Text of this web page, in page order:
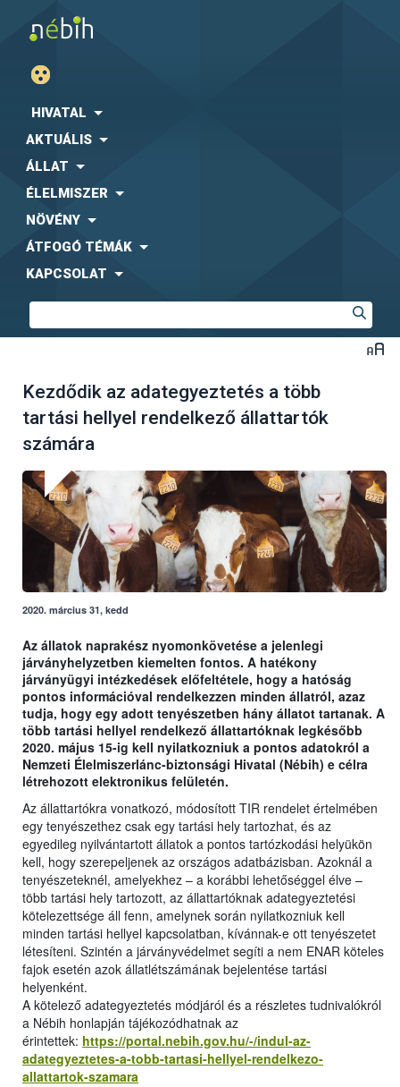
HIVATAL
AKTUÁLIS
ÁLLAT
ÉLELMISZER
NÖVÉNY
ÁTFOGÓ TÉMÁK
KAPCSOLAT
Kezdődik az adategyeztetés a több
tartási hellyel rendelkező állattartók
számára
2020. március 31, kedd
Az állatok naprakész nyomonkövetése a jelenlegi
járványhelyzetben kiemelten fontos. A hatékony
járványügyi intézkedések előfeltétele, hogy a hatóság
pontos információval rendelkezzen minden állatról, azaz
tudja, hogy egy adott tenyészetben hány állatot tartanak. A
több tartási hellyel rendelkező állattartóknak legkésőbb
2020. május 15-ig kell nyilatkozniuk a pontos adatokról a
Nemzeti Élelmiszerlánc-biztonsági Hivatal (Nébih) e célra
létrehozott elektronikus felületén.
Az állattartókra vonatkozó, módosított TIR rendelet értelmében
egy tenyészethez csak egy tartási hely tartozhat, és az
egyedileg nyilvántartott állatok a pontos tartózkodási helyükön
kell, hogy szerepeljenek az országos adatbázisban. Azoknál a
tenyészeteknél, amelyekhez – a korábbi lehetőséggel élve –
több tartási hely tartozott, az állattartóknak adategyeztetési
kötelezettsége áll fenn, amelynek során nyilatkozniuk kell
minden tartási hellyel kapcsolatban, kívánnak-e ott tenyészetet
létesíteni. Szintén a járványvédelmet segíti a nem ENAR köteles
fajok esetén azok állatlétszámának bejelentése tartási
helyenként.
A kötelező adategyeztetés módjáról és a részletes tudnivalókról
a Nébih honlapján tájékozódhatnak az
érintettek: https://portal.nebih.gov.hu/-/indul-az-
adategyeztetes-a-tobb-tartasi-hellyel-rendelkezo-
allattartok-szamara